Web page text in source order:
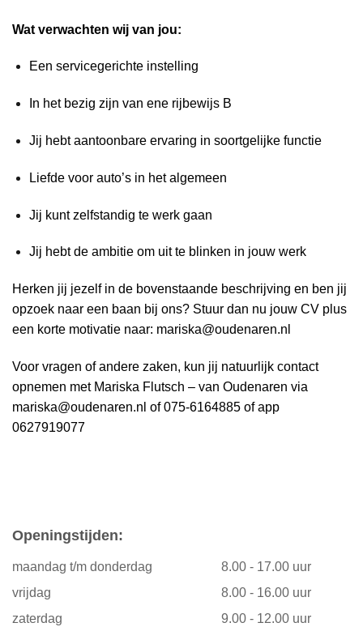
Wat verwachten wij van jou:
Een servicegerichte instelling
In het bezig zijn van ene rijbewijs B
Jij hebt aantoonbare ervaring in soortgelijke functie
Liefde voor auto’s in het algemeen
Jij kunt zelfstandig te werk gaan
Jij hebt de ambitie om uit te blinken in jouw werk
Herken jij jezelf in de bovenstaande beschrijving en ben jij
opzoek naar een baan bij ons? Stuur dan nu jouw CV plus
een korte motivatie naar: mariska@oudenaren.nl
Voor vragen of andere zaken, kun jij natuurlijk contact
opnemen met Mariska Flutsch – van Oudenaren via
mariska@oudenaren.nl of 075-6164885 of app
0627919077
Openingstijden:
maandag t/m donderdag
8.00 - 17.00 uur
vrijdag
8.00 - 16.00 uur
zaterdag
9.00 - 12.00 uur